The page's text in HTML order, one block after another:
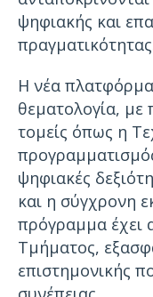
ψηφιακής και
Η νέα
θεματολογία,
τομείς όπως η
ψηφιακές
και η σύγχρονη
πρόγραμμα έχει
Τμήματος,
επιστημονικής